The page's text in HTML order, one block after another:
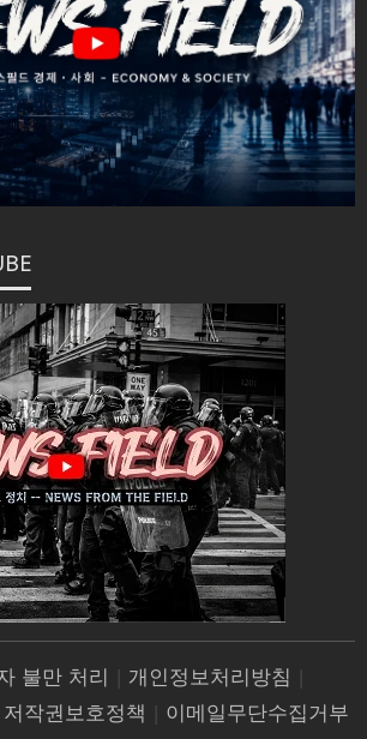
불만 처리 개인정보처리방침
저작권보호정책 이메일무단수집거부